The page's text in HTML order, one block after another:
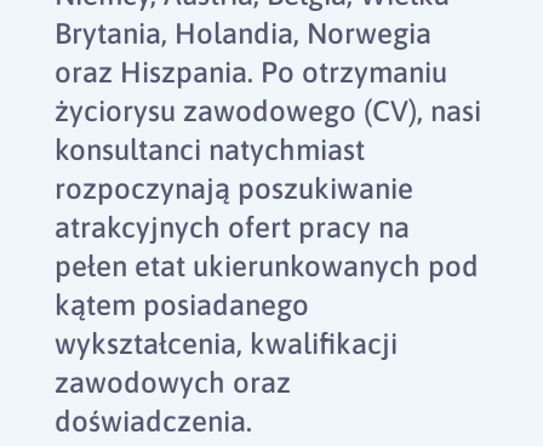
Brytania, Holandia, Norwegia
oraz Hiszpania. Po otrzymaniu
życiorysu zawodowego (CV), nasi
konsultanci natychmiast
rozpoczynają poszukiwanie
atrakcyjnych ofert pracy na
pełen etat ukierunkowanych pod
kątem posiadanego
wykształcenia, kwalifikacji
zawodowych oraz
doświadczenia.